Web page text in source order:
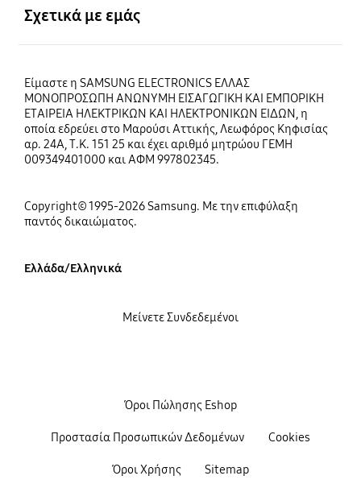
Σχετικά με εμάς
Είμαστε η SAMSUNG ELECTRONICS ΕΛΛΑΣ
ΜΟΝΟΠΡΟΣΩΠΗ ΑΝΩΝΥΜΗ ΕΙΣΑΓΩΓΙΚΗ ΚΑΙ ΕΜΠΟΡΙΚΗ
ΕΤΑΙΡΕΙΑ ΗΛΕΚΤΡΙΚΩΝ ΚΑΙ ΗΛΕΚΤΡΟΝΙΚΩΝ ΕΙΔΩΝ, η
οποία εδρεύει στο Μαρούσι Αττικής, Λεωφόρος Κηφισίας
αρ. 24Α, Τ.Κ. 151 25 και έχει αριθμό μητρώου ΓΕΜΗ
009349401000 και ΑΦΜ 997802345.
Copyright© 1995-2026 Samsung. Με την επιφύλαξη
παντός δικαιώματος.
Ελλάδα/Ελληνικά
Όροι Πώλησης Eshop
Προστασία Προσωπικών Δεδομένων Cookies
Όροι Χρήσης Sitemap
Μείνετε Συνδεδεμένοι